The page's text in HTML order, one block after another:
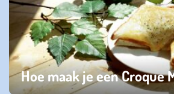
Hoe maak je een Croque